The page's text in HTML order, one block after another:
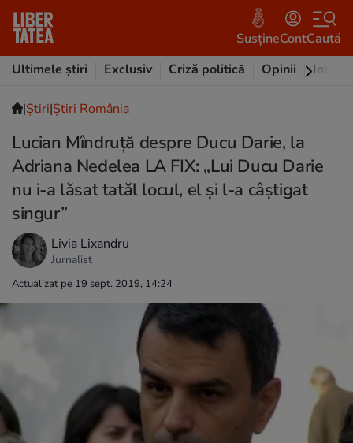
SusțineContCaută
Ultimele știri
Exclusiv Criză politică Opinii
|Ştiri|Știri România
Lucian Mîndruță despre Ducu Darie, la
Adriana Nedelea LA FIX: „Lui Ducu Darie
nu i-a lăsat tatăl locul, el și l-a câștigat
singur”
Livia Lixandru
Jurnalist
Actualizat pe 19 sept. 2019, 14:24